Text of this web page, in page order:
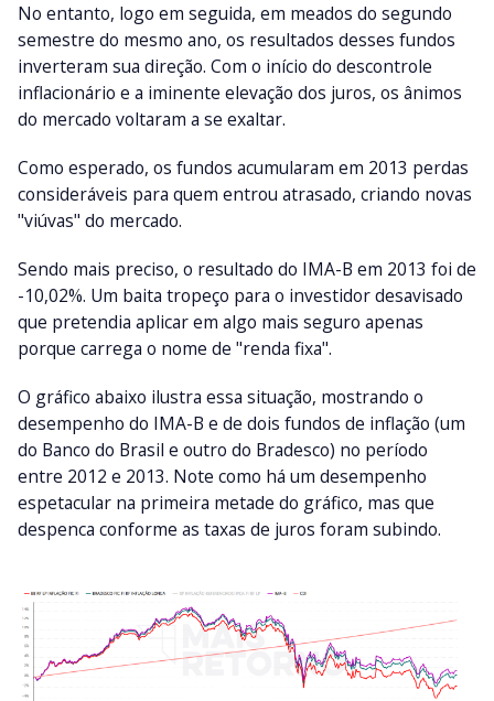
No entanto, logo em seguida, em meados do segundo
semestre do mesmo ano, os resultados desses fundos
inverteram sua direção. Com o início do descontrole
inflacionário e a iminente elevação dos juros, os ânimos
do mercado voltaram a se exaltar.
Como esperado, os fundos acumularam em 2013 perdas
consideráveis para quem entrou atrasado, criando novas
"viúvas" do mercado.
Sendo mais preciso, o resultado do IMA-B em 2013 foi de
-10,02%. Um baita tropeço para o investidor desavisado
que pretendia aplicar em algo mais seguro apenas
porque carrega o nome de "renda fixa".
O gráfico abaixo ilustra essa situação, mostrando o
desempenho do IMA-B e de dois fundos de inflação (um
do Banco do Brasil e outro do Bradesco) no período
entre 2012 e 2013. Note como há um desempenho
espetacular na primeira metade do gráfico, mas que
despenca conforme as taxas de juros foram subindo.